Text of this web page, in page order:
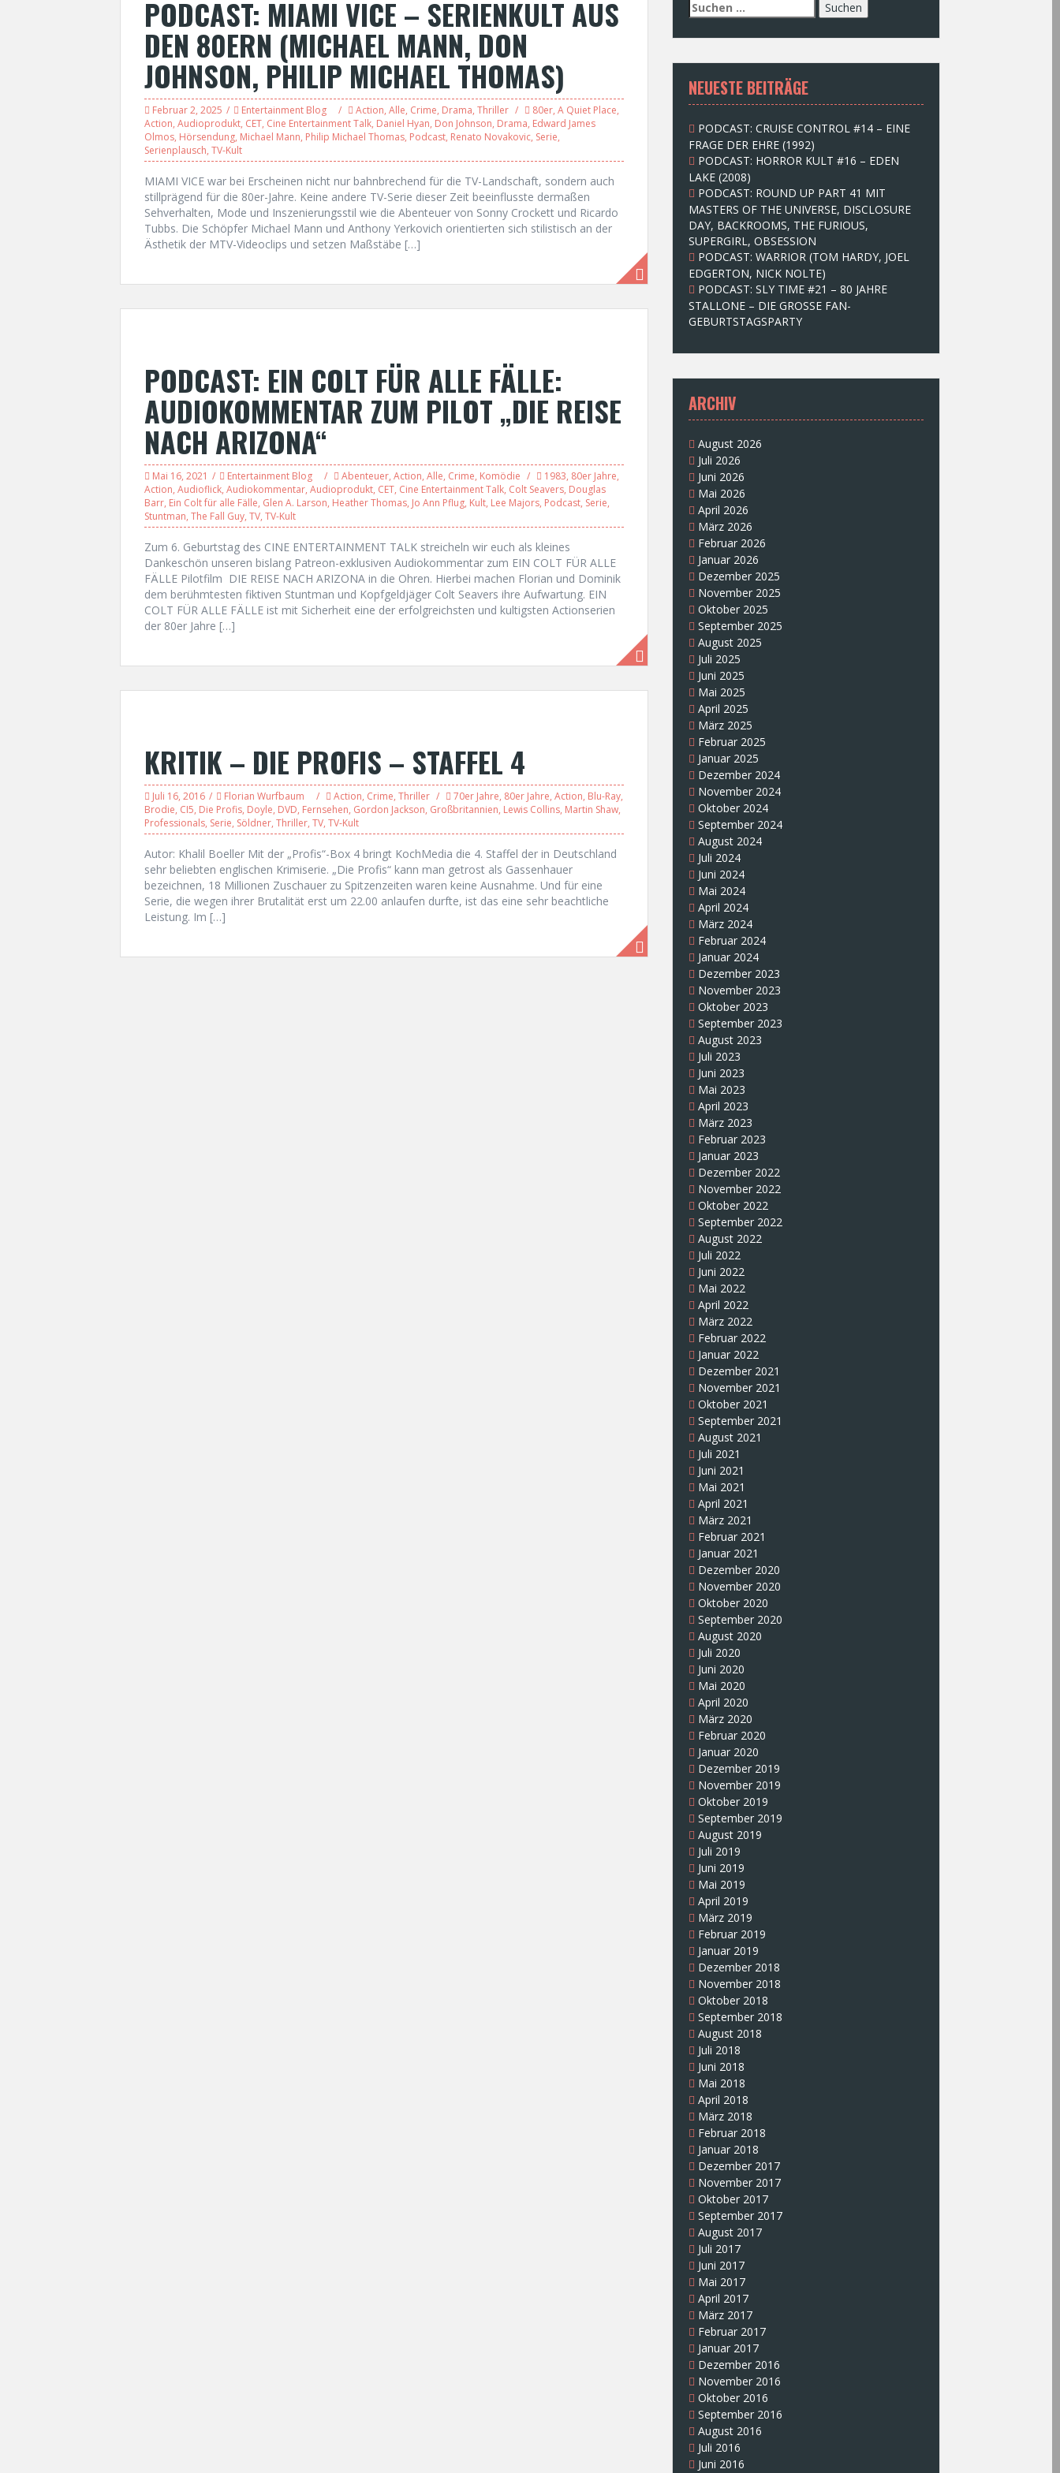
PODCAST: MIAMI VICE – SERIENKULT AUS
DEN 80ERN (MICHAEL MANN, DON
JOHNSON, PHILIP MICHAEL THOMAS)
Februar 2, 2025 Entertainment Blog Action, Alle, Crime, Drama, Thriller 80er, A Quiet Place,
Action, Audioprodukt, CET, Cine Entertainment Talk, Daniel Hyan, Don Johnson, Drama, Edward James
Olmos, Hörsendung, Michael Mann, Philip Michael Thomas, Podcast, Renato Novakovic, Serie,
Serienplausch, TV-Kult
MIAMI VICE war bei Erscheinen nicht nur bahnbrechend für die TV-Landschaft, sondern auch
stillprägend für die 80er-Jahre. Keine andere TV-Serie dieser Zeit beeinflusste dermaßen
Sehverhalten, Mode und Inszenierungsstil wie die Abenteuer von Sonny Crockett und Ricardo
Tubbs. Die Schöpfer Michael Mann und Anthony Yerkovich orientierten sich stilistisch an der
Ästhetik der MTV-Videoclips und setzen Maßstäbe […]
PODCAST: EIN COLT FÜR ALLE FÄLLE:
AUDIOKOMMENTAR ZUM PILOT „DIE REISE
NACH ARIZONA“
Mai 16, 2021 Entertainment Blog Abenteuer, Action, Alle, Crime, Komödie 1983, 80er Jahre,
Action, Audioflick, Audiokommentar, Audioprodukt, CET, Cine Entertainment Talk, Colt Seavers, Douglas
Barr, Ein Colt für alle Fälle, Glen A. Larson, Heather Thomas, Jo Ann Pflug, Kult, Lee Majors, Podcast, Serie,
Stuntman, The Fall Guy, TV, TV-Kult
Zum 6. Geburtstag des CINE ENTERTAINMENT TALK streicheln wir euch als kleines
Dankeschön unseren bislang Patreon-exklusiven Audiokommentar zum EIN COLT FÜR ALLE
FÄLLE Pilotfilm DIE REISE NACH ARIZONA in die Ohren. Hierbei machen Florian und Dominik
dem berühmtesten fiktiven Stuntman und Kopfgeldjäger Colt Seavers ihre Aufwartung. EIN
COLT FÜR ALLE FÄLLE ist mit Sicherheit eine der erfolgreichsten und kultigsten Actionserien
der 80er Jahre […]
KRITIK – DIE PROFIS – STAFFEL 4
Juli 16, 2016 Florian Wurfbaum Action, Crime, Thriller 70er Jahre, 80er Jahre, Action, Blu-Ray,
Brodie, CI5, Die Profis, Doyle, DVD, Fernsehen, Gordon Jackson, Großbritannien, Lewis Collins, Martin Shaw,
Professionals, Serie, Söldner, Thriller, TV, TV-Kult
Autor: Khalil Boeller Mit der „Profis“-Box 4 bringt KochMedia die 4. Staffel der in Deutschland
sehr beliebten englischen Krimiserie. „Die Profis“ kann man getrost als Gassenhauer
bezeichnen, 18 Millionen Zuschauer zu Spitzenzeiten waren keine Ausnahme. Und für eine
Serie, die wegen ihrer Brutalität erst um 22.00 anlaufen durfte, ist das eine sehr beachtliche
Leistung. Im […]
S
u
c
e
n
n
c
h
:
NEUESTE BEITRÄGE
PODCAST: CRUISE CONTROL #14 – EINE
FRAGE DER EHRE (1992)
PODCAST: HORROR KULT #16 – EDEN
LAKE (2008)
PODCAST: ROUND UP PART 41 MIT
MASTERS OF THE UNIVERSE, DISCLOSURE
DAY, BACKROOMS, THE FURIOUS,
SUPERGIRL, OBSESSION
PODCAST: WARRIOR (TOM HARDY, JOEL
EDGERTON, NICK NOLTE)
PODCAST: SLY TIME #21 – 80 JAHRE
STALLONE – DIE GROSSE FAN-
GEBURTSTAGSPARTY
ARCHIV
August 2026
Juli 2026
Juni 2026
Mai 2026
April 2026
März 2026
Februar 2026
Januar 2026
Dezember 2025
November 2025
Oktober 2025
September 2025
August 2025
Juli 2025
Juni 2025
Mai 2025
April 2025
März 2025
Februar 2025
Januar 2025
Dezember 2024
November 2024
Oktober 2024
September 2024
August 2024
Juli 2024
Juni 2024
Mai 2024
April 2024
März 2024
Februar 2024
Januar 2024
Dezember 2023
November 2023
Oktober 2023
September 2023
August 2023
Juli 2023
Juni 2023
Mai 2023
April 2023
März 2023
Februar 2023
Januar 2023
Dezember 2022
November 2022
Oktober 2022
September 2022
August 2022
Juli 2022
Juni 2022
Mai 2022
April 2022
März 2022
Februar 2022
Januar 2022
Dezember 2021
November 2021
Oktober 2021
September 2021
August 2021
Juli 2021
Juni 2021
Mai 2021
April 2021
März 2021
Februar 2021
Januar 2021
Dezember 2020
November 2020
Oktober 2020
September 2020
August 2020
Juli 2020
Juni 2020
Mai 2020
April 2020
März 2020
Februar 2020
Januar 2020
Dezember 2019
November 2019
Oktober 2019
September 2019
August 2019
Juli 2019
Juni 2019
Mai 2019
April 2019
März 2019
Februar 2019
Januar 2019
Dezember 2018
November 2018
Oktober 2018
September 2018
August 2018
Juli 2018
Juni 2018
Mai 2018
April 2018
März 2018
Februar 2018
Januar 2018
Dezember 2017
November 2017
Oktober 2017
September 2017
August 2017
Juli 2017
Juni 2017
Mai 2017
April 2017
März 2017
Februar 2017
Januar 2017
Dezember 2016
November 2016
Oktober 2016
September 2016
August 2016
Juli 2016
Juni 2016